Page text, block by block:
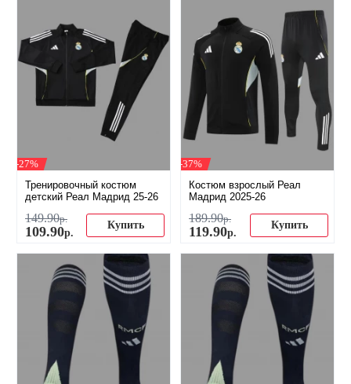
-27%
Тренировочный костюм
детский Реал Мадрид 25-26
149.90р.
109.90р.
Купить
-37%
Костюм взрослый Реал
Мадрид 2025-26
189.90р.
119.90р.
Купить